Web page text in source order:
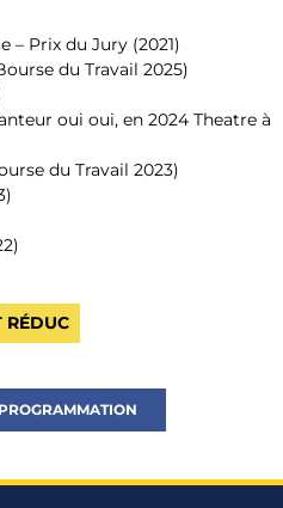
– Prix du Jury (2021)
du Travail 2025)
oui oui, en 2024 Theatre à
du Travail 2023)
RÉDUC